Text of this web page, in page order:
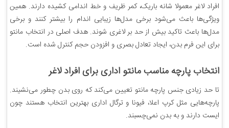
افراد لاغر معمولا شانه باریک، کمر ظریف و خط اندامی کشیده دارند. همین
ویژگی‌ها باعث می‌شود برخی مدل‌ها زیبایی اندام را بیشتر کنند و برخی
مدل‌ها باعث تاکید بیش از حد بر لاغری شوند. هدف اصلی در انتخاب مانتو
برای این فرم بدن، ایجاد تعادل بصری و افزودن حجم کنترل شده است.
انتخاب پارچه مناسب مانتو اداری برای افراد لاغر
تا حد زیادی جنس پارچه مانتو تعیین می‌کند که روی بدن چطور می‌نشیند.
پارچه‌هایی مثل کرپ اعلا، فیونا و ترگال اداری بهترین انتخاب هستند چون
ایست دارند و به بدن نمی‌چسبند.